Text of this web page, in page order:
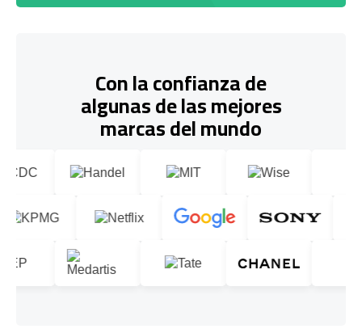
Con la confianza de
algunas de las mejores
marcas del mundo